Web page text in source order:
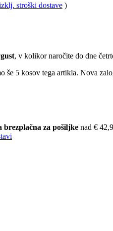
stroški dostave )
, v kolikor naročite do dne
še 5 kosov tega artikla. Nova
brezplačna za pošiljke nad €